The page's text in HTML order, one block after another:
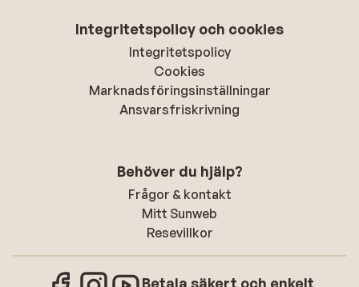
Integritetspolicy och cookies
Integritetspolicy
Cookies
Marknadsföringsinställningar
Ansvarsfriskrivning
Behöver du hjälp?
Frågor & kontakt
Mitt Sunweb
Resevillkor
Betala säkert och enkelt